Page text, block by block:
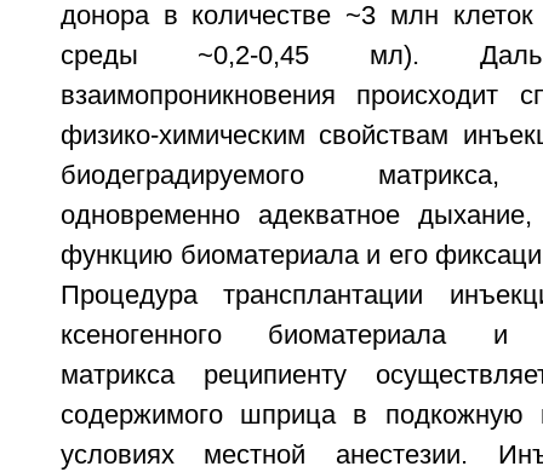
донора в количестве ~3 млн
среды ~0,2-0,45 мл).
взаимопроникновения происходит
физико-химическим свойствам
биодеградируемого матрикса,
одновременно адекватное
функцию биоматериала и его
Процедура трансплантации
ксеногенного биоматериала и
матрикса реципиенту
содержимого шприца в подкожную
условиях местной анестезии.